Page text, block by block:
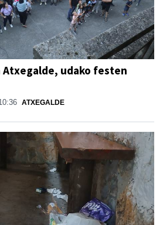
udako festen
ATXEGALDE